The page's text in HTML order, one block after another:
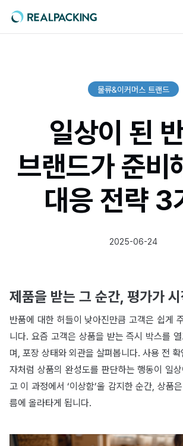
물류&이커머스 트랜드
일상이 된
브랜드가 준비
대응 전략 3
2025-06-24
제품을 받는 그 순간, 평가가
반품에 대한 허들이 낮아진만큼 고객은 쉽게
니다. 요즘 고객은 상품을 받는 즉시 박스를
며, 포장 상태와 외관을 살펴봅니다. 사용 전
자처럼 상품의 완성도를 판단하는 행동이 일
고 이 과정에서 ‘이상함’울 감지한 순간, 상품
름에 올라타게 됩니다.